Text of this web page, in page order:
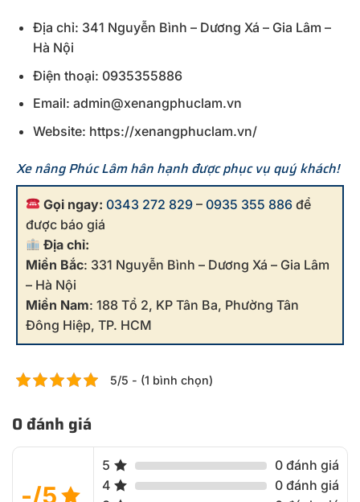
Địa chỉ: 341 Nguyễn Bình – Dương Xá – Gia Lâm –
Hà Nội
Điện thoại: 0935355886
Email: admin@xenangphuclam.vn
Website: https://xenangphuclam.vn/
Xe nâng Phúc Lâm hân hạnh được phục vụ quý khách!
Gọi ngay: 0343 272 829 –0935 355 886 để
được báo giá
Địa chỉ:
Miền Bắc: 331 Nguyễn Bình – Dương Xá – Gia Lâm
– Hà Nội
Miền Nam: 188 Tổ 2, KP Tân Ba, Phường Tân
Đông Hiệp, TP. HCM
5/5 - (1 bình chọn)
0 đánh giá
-/5
5
0 đánh giá
4
0 đánh giá